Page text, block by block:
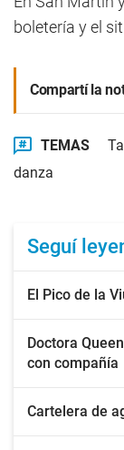
boletería y el
Compartí la
TEMAS
danza
Seguí
El Pico de la
Doctora
con compañía
Cartelera de